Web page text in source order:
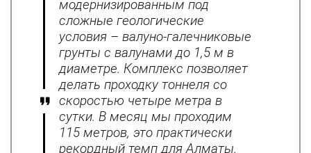
модернизированным под
сложные геологические
условия – валуно-галечниковые
грунты с валунами до 1,5 м в
диаметре. Комплекс позволяет
делать проходку тоннеля со
скоростью четыре метра в
сутки. В месяц мы проходим
115 метров, это практически
рекордный темп для Алматы.